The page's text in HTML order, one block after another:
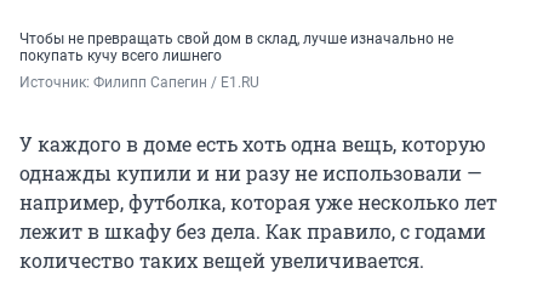
Чтобы не превращать свой дом в склад, лучше изначально не
покупать кучу всего лишнего
Источник: Филипп Сапегин / E1.RU
У каждого в доме есть хоть одна вещь, которую
однажды купили и ни разу не использовали —
например, футболка, которая уже несколько лет
лежит в шкафу без дела. Как правило, с годами
количество таких вещей увеличивается.